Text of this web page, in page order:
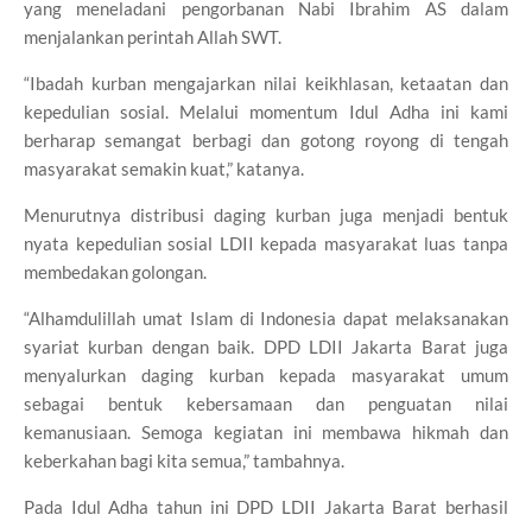
yang meneladani pengorbanan Nabi Ibrahim AS dalam
menjalankan perintah Allah SWT.
“Ibadah kurban mengajarkan nilai keikhlasan, ketaatan dan
kepedulian sosial. Melalui momentum Idul Adha ini kami
berharap semangat berbagi dan gotong royong di tengah
masyarakat semakin kuat,” katanya.
Menurutnya distribusi daging kurban juga menjadi bentuk
nyata kepedulian sosial LDII kepada masyarakat luas tanpa
membedakan golongan.
“Alhamdulillah umat Islam di Indonesia dapat melaksanakan
syariat kurban dengan baik. DPD LDII Jakarta Barat juga
menyalurkan daging kurban kepada masyarakat umum
sebagai bentuk kebersamaan dan penguatan nilai
kemanusiaan. Semoga kegiatan ini membawa hikmah dan
keberkahan bagi kita semua,” tambahnya.
Pada Idul Adha tahun ini DPD LDII Jakarta Barat berhasil